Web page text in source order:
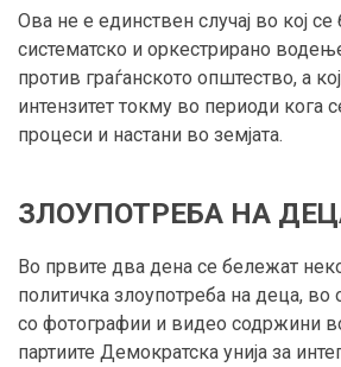
Ова не е единствен случај во кој
систематско и оркестрирано
против граѓанското општество, а
интензитет токму во периоди кога
процеси и настани во земјата.
ЗЛОУПОТРЕБА НА
Во првите два дена се бележат
политичка злоупотреба на деца, во
со фотографии и видео содржини
партиите Демократска унија за